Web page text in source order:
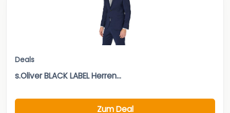
Deals
s.Oliver BLACK LABEL Herren...
Zum Deal